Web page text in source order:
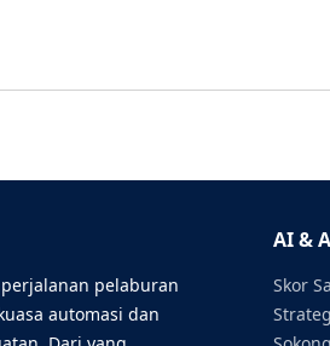
AI &
pelaburan
automasi dan
Skor